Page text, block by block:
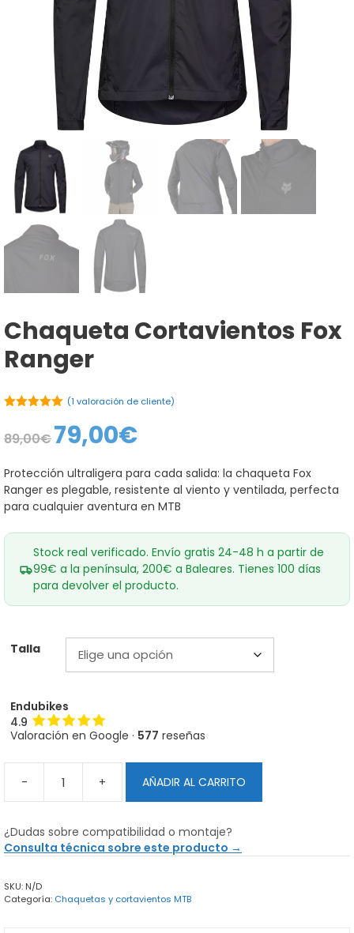
Chaqueta Cortavientos Fox
Ranger
(1 valoración de cliente)
89,00€
El
precio
era:
89,00€.
79,00€El
precio
79,00€.
Protección ultraligera para cada salida: la chaqueta Fox
Ranger es plegable, resistente al viento y ventilada, perfecta
para cualquier aventura en MTB
Stock real verificado. Envío gratis 24-48 h a partir de
99€ a la península, 200€ a Baleares. Tienes 100 días
para devolver el producto.
Talla
Endubikes
4.9
Valoración en Google · 577 reseñas
-
Chaqueta
Cortavientos
Ranger
cantidad
+ AÑADIR AL CARRITO
¿Dudas sobre compatibilidad o montaje?
Consulta técnica sobre este producto →
SKU: N/D
Categoría: Chaquetas y cortavientos MTB